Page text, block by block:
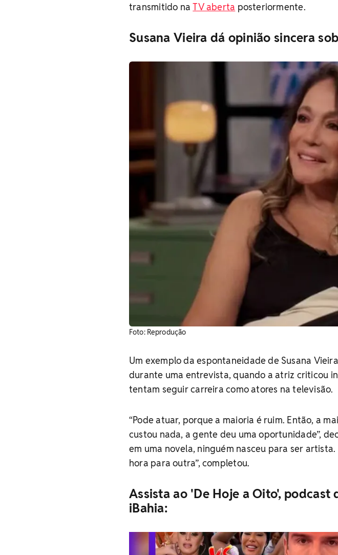
transmitido naTV aberta posteriormente.
Susana Vieira dá opinião sincera
​Foto: Reprodução
Um exemplo da espontaneidade de Susana
durante uma entrevista, quando a atriz criticou
tentam seguir carreira como atores na televisão.
“Pode atuar, porque a maioria é ruim. Então, a
custou nada, a gente deu uma oportunidade”,
em uma novela, ninguém nasceu para ser
hora para outra”, completou.
Assista ao 'De Hoje a Oito',
iBahia: